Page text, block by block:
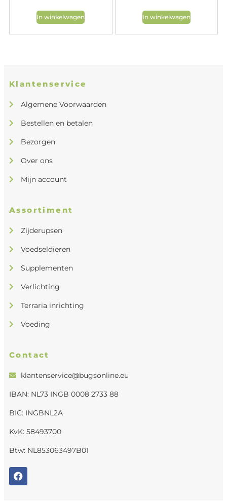
In winkelwagen In winkelwagen
Klantenservice
Algemene Voorwaarden
Bestellen en betalen
Bezorgen
Over ons
Mijn account
Assortiment
Zijderupsen
Voedseldieren
Supplementen
Verlichting
Terraria inrichting
Voeding
Contact
klantenservice@bugsonline.eu
IBAN: NL73 INGB 0008 2733 88
BIC: INGBNL2A
KvK: 58493700
Btw: NL853063497B01